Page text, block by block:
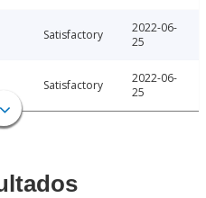
Satisfactory
2022-06-
25
Satisfactory
2022-06-
25